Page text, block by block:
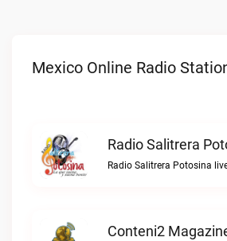
Mexico Online Radio
Radio Salitrera
Radio Salitrera Potosina